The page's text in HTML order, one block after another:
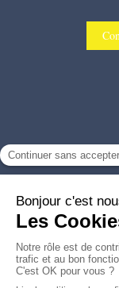
Les
Le